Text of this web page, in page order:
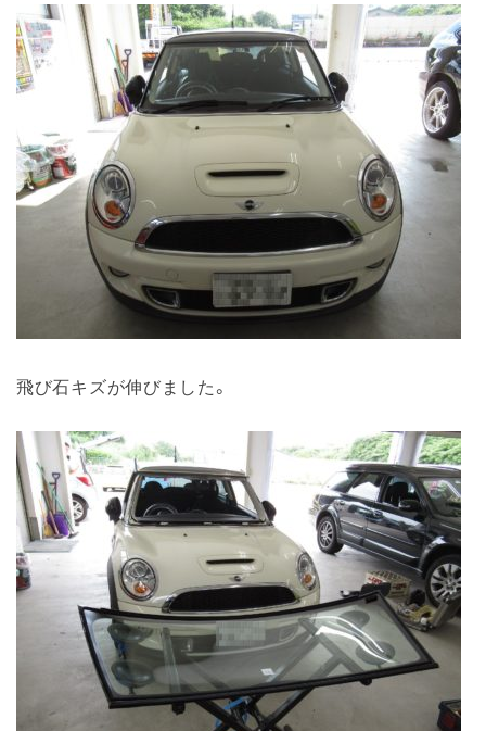
飛び石キズが伸びました。